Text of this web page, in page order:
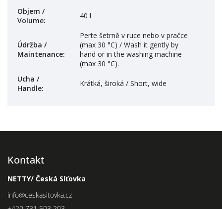
Objem /
Volume:
40 l
Údržba /
Maintenance:
Perte šetrně v ruce nebo v pračce
(max 30 °C) / Wash it gently by
hand or in the washing machine
(max 30 °C).
Ucha /
Handle:
Krátká, široká / Short, wide
Kontakt
NETTY/ Česká Síťovka
info@ceskasitovka.cz